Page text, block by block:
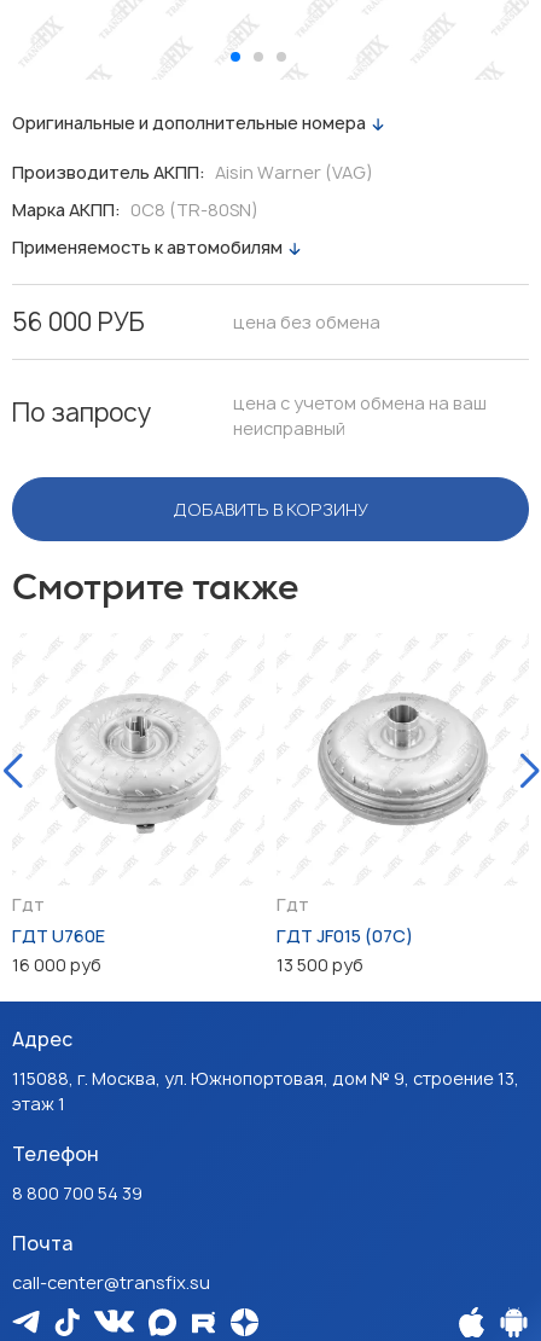
Оригинальные и дополнительные номера
Производитель АКПП: Aisin Warner (VAG)
Марка АКПП: 0C8 (TR-80SN)
Применяемость к автомобилям
56 000 РУБ цена без обмена
По запросу
цена с учетом обмена на ваш
неисправный
ДОБАВИТЬ В КОРЗИНУ
Смотрите также
Гдт
ГДТ U760E
16 000 руб
Гдт
ГДТ JF015 (07C)
13 500 руб
Адрес
115088, г. Москва, ул. Южнопортовая, дом № 9, строение 13,
этаж 1
Телефон
8 800 700 54 39
Почта
call-center@transfix.su